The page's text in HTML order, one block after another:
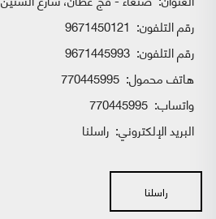
رقم التلفون: 9671450121
رقم التلفون: 9671445993
هاتف محمول: 770445995
واتساب:
البريد الإلكتروني: راسلنا
راسلنا